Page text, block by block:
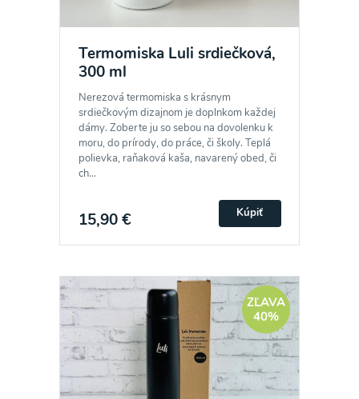
Termomiska Luli srdiečková,
300 ml
Nerezová termomiska s krásnym
srdiečkovým dizajnom je doplnkom každej
dámy. Zoberte ju so sebou na dovolenku k
moru, do prírody, do práce, či školy. Teplá
polievka, raňaková kaša, navarený obed, či
ch...
15,90 € Kúpiť
ZĽAVA
40%